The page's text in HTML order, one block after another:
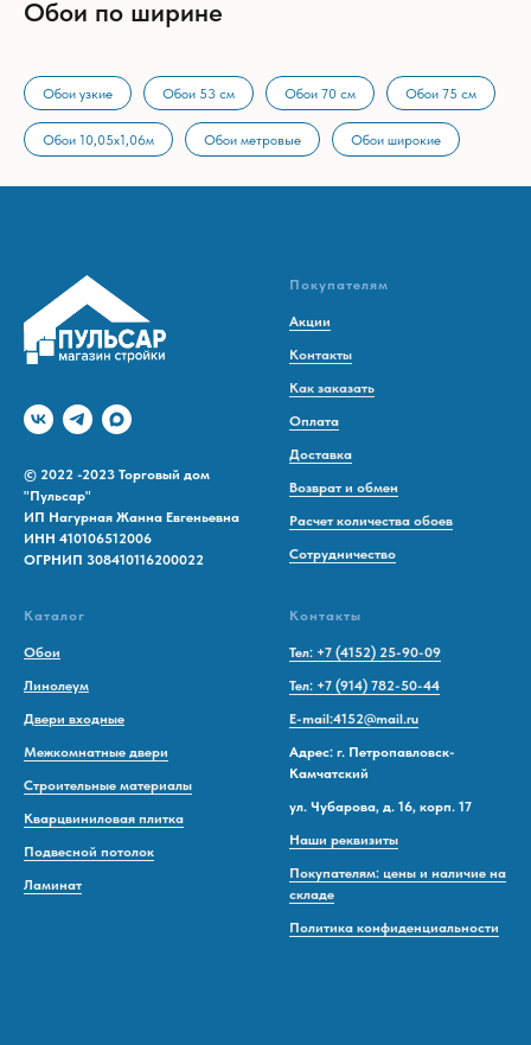
Обои по ширине
Обои узкие Обои 53 см Обои 70 см Обои 75 см
Обои 10,05х1,06м Обои метровые Обои широкие
© 2022 -2023 Торговый дом
"Пульсар"
ИП Нагурная Жанна Евгеньевна
ИНН 410106512006
ОГРНИП 308410116200022
Покупателям
Акции
Контакты
Как заказать
Оплата
Доставка
Возврат и обмен
Расчет количества обоев
Сотрудничество
Каталог
Обои
Линолеум
Двери входные
Межкомнатные двери
Строительные материалы
Кварцвиниловая плитка
Подвесной потолок
Ламинат
Контакты
Тел: +7 (4152) 25-90-09
Тел: +7 (914) 782-50-44
E-mail:4152@mail.ru
Адрес: г. Петропавловск-
Камчатский
ул. Чубарова, д. 16, корп. 17
Наши реквизиты
Покупателям: цены и наличие на
складе
Политика конфиденциальности